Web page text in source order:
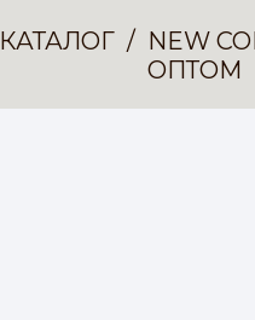
КАТАЛОГ
NEW
ОПТОМ